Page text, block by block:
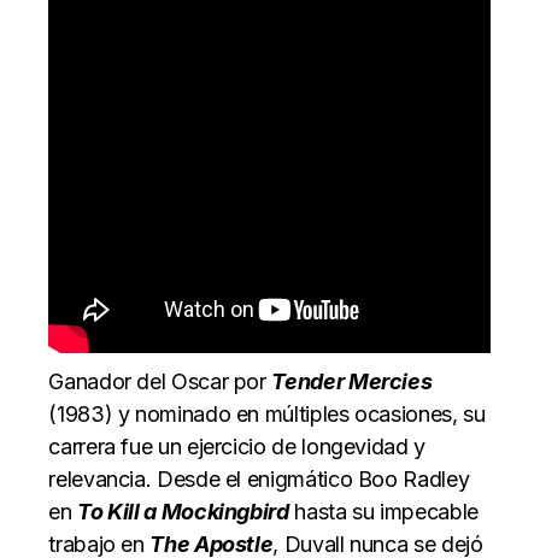
Ganador del Oscar por Tender Mercies
(1983) y nominado en múltiples ocasiones, su
carrera fue un ejercicio de longevidad y
relevancia. Desde el enigmático Boo Radley
en To Kill a Mockingbirdhasta su impecable
trabajo en The Apostle, Duvall nunca se dejó